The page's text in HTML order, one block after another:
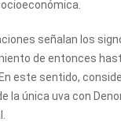
señalan los
de entonces
En este sentido,
la única uva con